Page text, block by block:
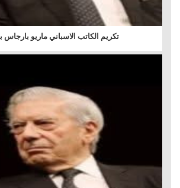
تكريم الكاتب الاسباني ماريو بارجاس